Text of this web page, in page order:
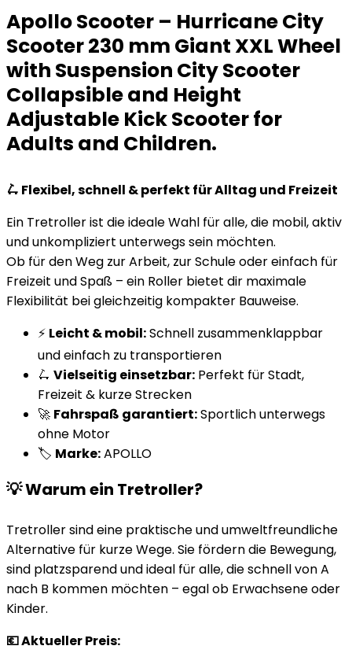
Apollo Scooter – Hurricane City
Scooter 230 mm Giant XXL Wheel
with Suspension City Scooter
Collapsible and Height
Adjustable Kick Scooter for
Adults and Children.
🛴 Flexibel, schnell & perfekt für Alltag und Freizeit
Ein Tretroller ist die ideale Wahl für alle, die mobil, aktiv
und unkompliziert unterwegs sein möchten.
Ob für den Weg zur Arbeit, zur Schule oder einfach für
Freizeit und Spaß – ein Roller bietet dir maximale
Flexibilität bei gleichzeitig kompakter Bauweise.
⚡ Leicht & mobil:Schnell zusammenklappbar
und einfach zu transportieren
🛴 Vielseitig einsetzbar: Perfekt für Stadt,
Freizeit & kurze Strecken
🚀 Fahrspaß garantiert:Sportlich unterwegs
ohne Motor
🏷️ Marke:APOLLO
💡 Warum ein Tretroller?
Tretroller sind eine praktische und umweltfreundliche
Alternative für kurze Wege. Sie fördern die Bewegung,
sind platzsparend und ideal für alle, die schnell von A
nach B kommen möchten – egal ob Erwachsene oder
Kinder.
💶 Aktueller Preis: